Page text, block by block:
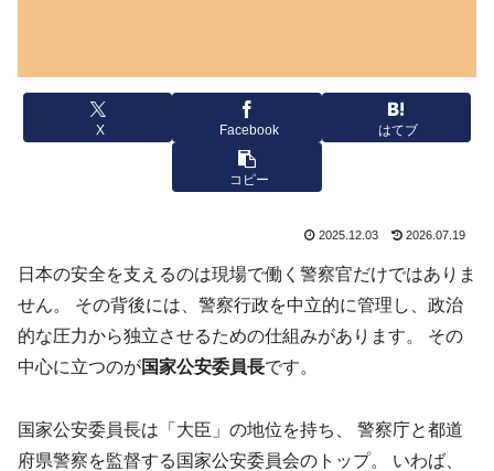
X Facebook はてブ
コピー
2025.12.03 2026.07.19
日本の安全を支えるのは現場で働く警察官だけではありま
せん。 その背後には、警察行政を中立的に管理し、政治
的な圧力から独立させるための仕組みがあります。 その
中心に立つのが国家公安委員長です。
国家公安委員長は「大臣」の地位を持ち、 警察庁と都道
府県警察を監督する国家公安委員会のトップ。 いわば、